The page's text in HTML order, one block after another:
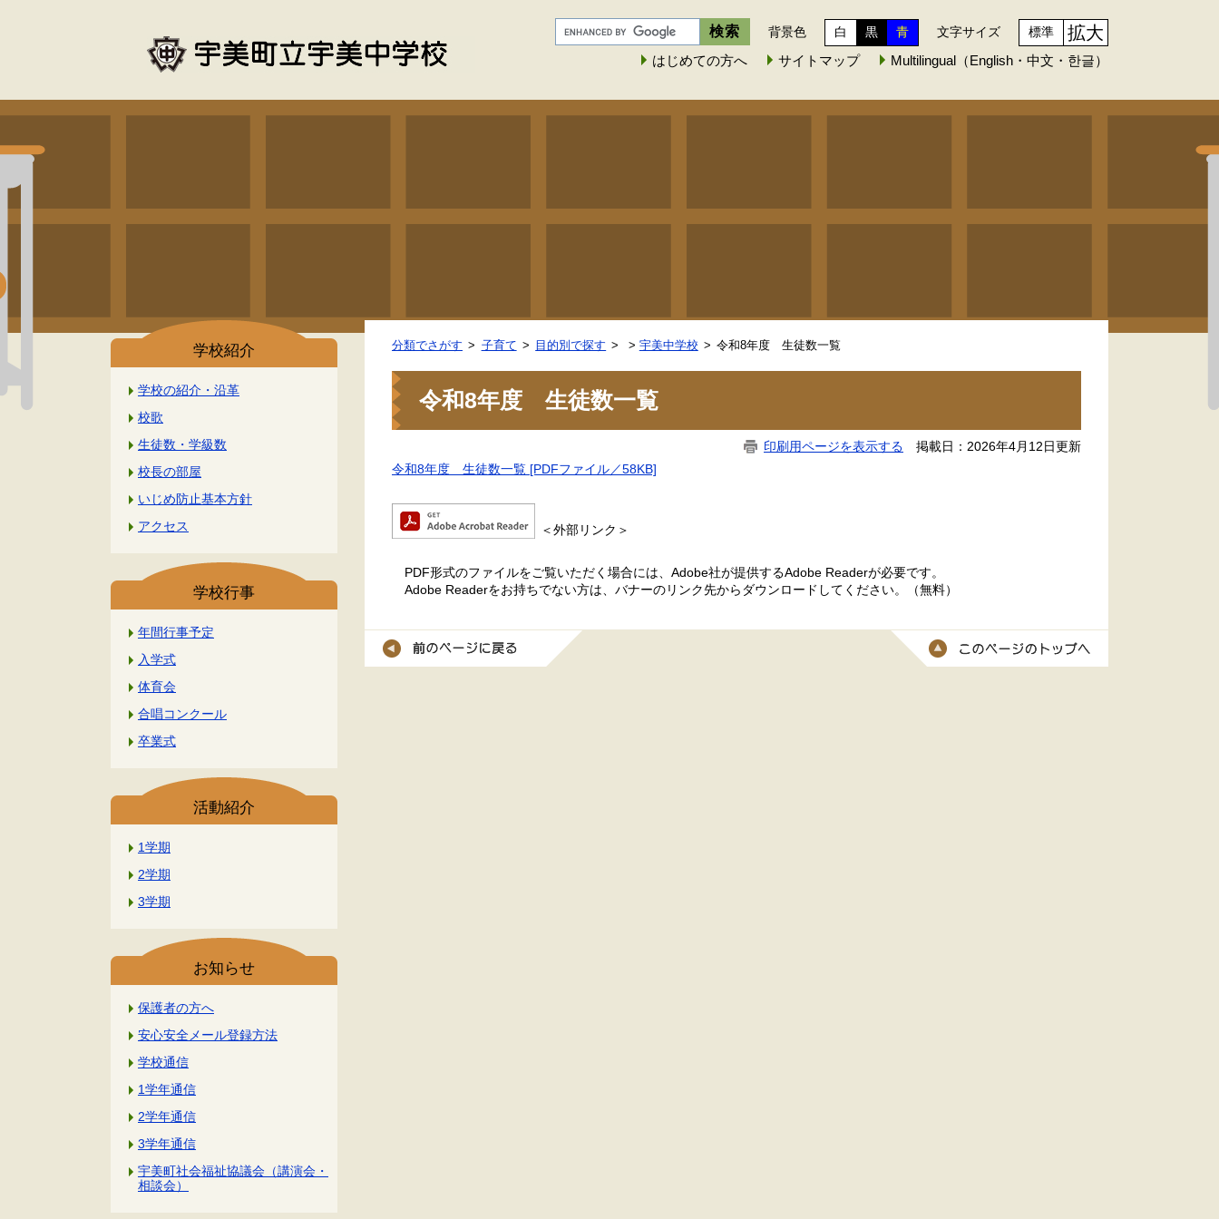
背景色 白 黒 青 文字サイズ 標準 拡大
はじめての方へ サイトマップ Multilingual（English・中文・한글）
学校紹介
学校の紹介・沿革
校歌
生徒数・学級数
校長の部屋
いじめ防止基本方針
アクセス
学校行事
年間行事予定
入学式
体育会
合唱コンクール
卒業式
活動紹介
1学期
2学期
3学期
お知らせ
保護者の方へ
安心安全メール登録方法
学校通信
1学年通信
2学年通信
3学年通信
宇美町社会福祉協議会（講演会・
相談会）
分類でさがす 子育て 目的別で探す > 宇美中学校 令和8年度 生徒数一覧
令和8年度 生徒数一覧
印刷用ページを表示する 掲載日：2026年4月12日更新
令和8年度 生徒数一覧 [PDFファイル／58KB]
＜外部リンク＞
PDF形式のファイルをご覧いただく場合には、Adobe社が提供するAdobe Readerが必要です。
Adobe Readerをお持ちでない方は、バナーのリンク先からダウンロードしてください。（無料）